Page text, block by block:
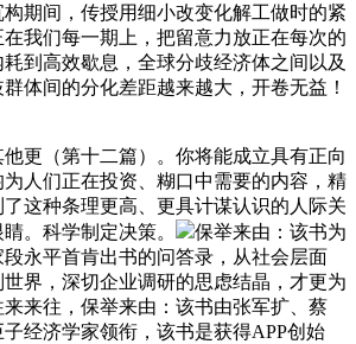
期间，传授用细小改变化解工做时的紧
我们每一期上，把留意力放正在每次的
到高效歇息，全球分歧经济体之间以及
体间的分化差距越来越大，开卷无益！
（第十二篇）。你将能成立具有正向
人们正在投资、糊口中需要的内容，精
这种条理更高、更具计谋认识的人际关
。科学制定决策。
保举来由：该书为
永平首肯出书的问答录，从社会层面
界，深切企业调研的思虑结晶，才更为
来往，保举来由：该书由张军扩、蔡
经济学家领衔，该书是获得APP创始